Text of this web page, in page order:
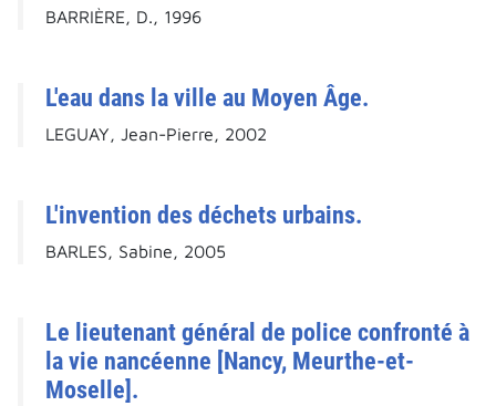
BARRIÈRE, D., 1996
L'eau dans la ville au Moyen Âge.
LEGUAY, Jean-Pierre, 2002
L'invention des déchets urbains.
BARLES, Sabine, 2005
Le lieutenant général de police confronté à
la vie nancéenne [Nancy, Meurthe-et-
Moselle].